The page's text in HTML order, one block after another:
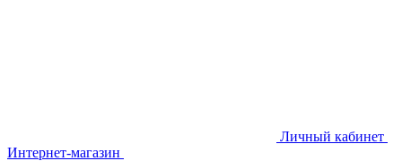
Личный кабинет
Интернет-магазин